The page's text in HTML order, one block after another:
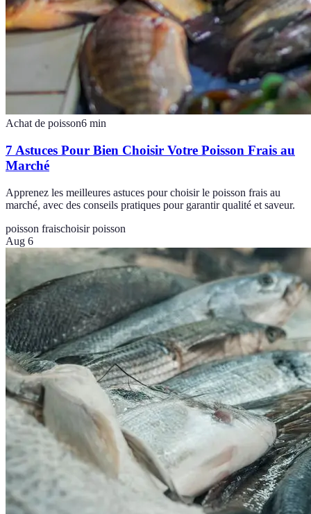
Achat de poisson6 min
7 Astuces Pour Bien Choisir Votre Poisson Frais au
Marché
Apprenez les meilleures astuces pour choisir le poisson frais au
marché, avec des conseils pratiques pour garantir qualité et saveur.
poisson fraischoisir poisson
Aug 6